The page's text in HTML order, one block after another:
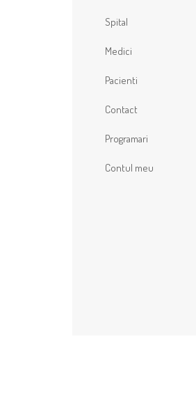
Spital
Medici
Pacienti
Contact
Programari
Contul meu